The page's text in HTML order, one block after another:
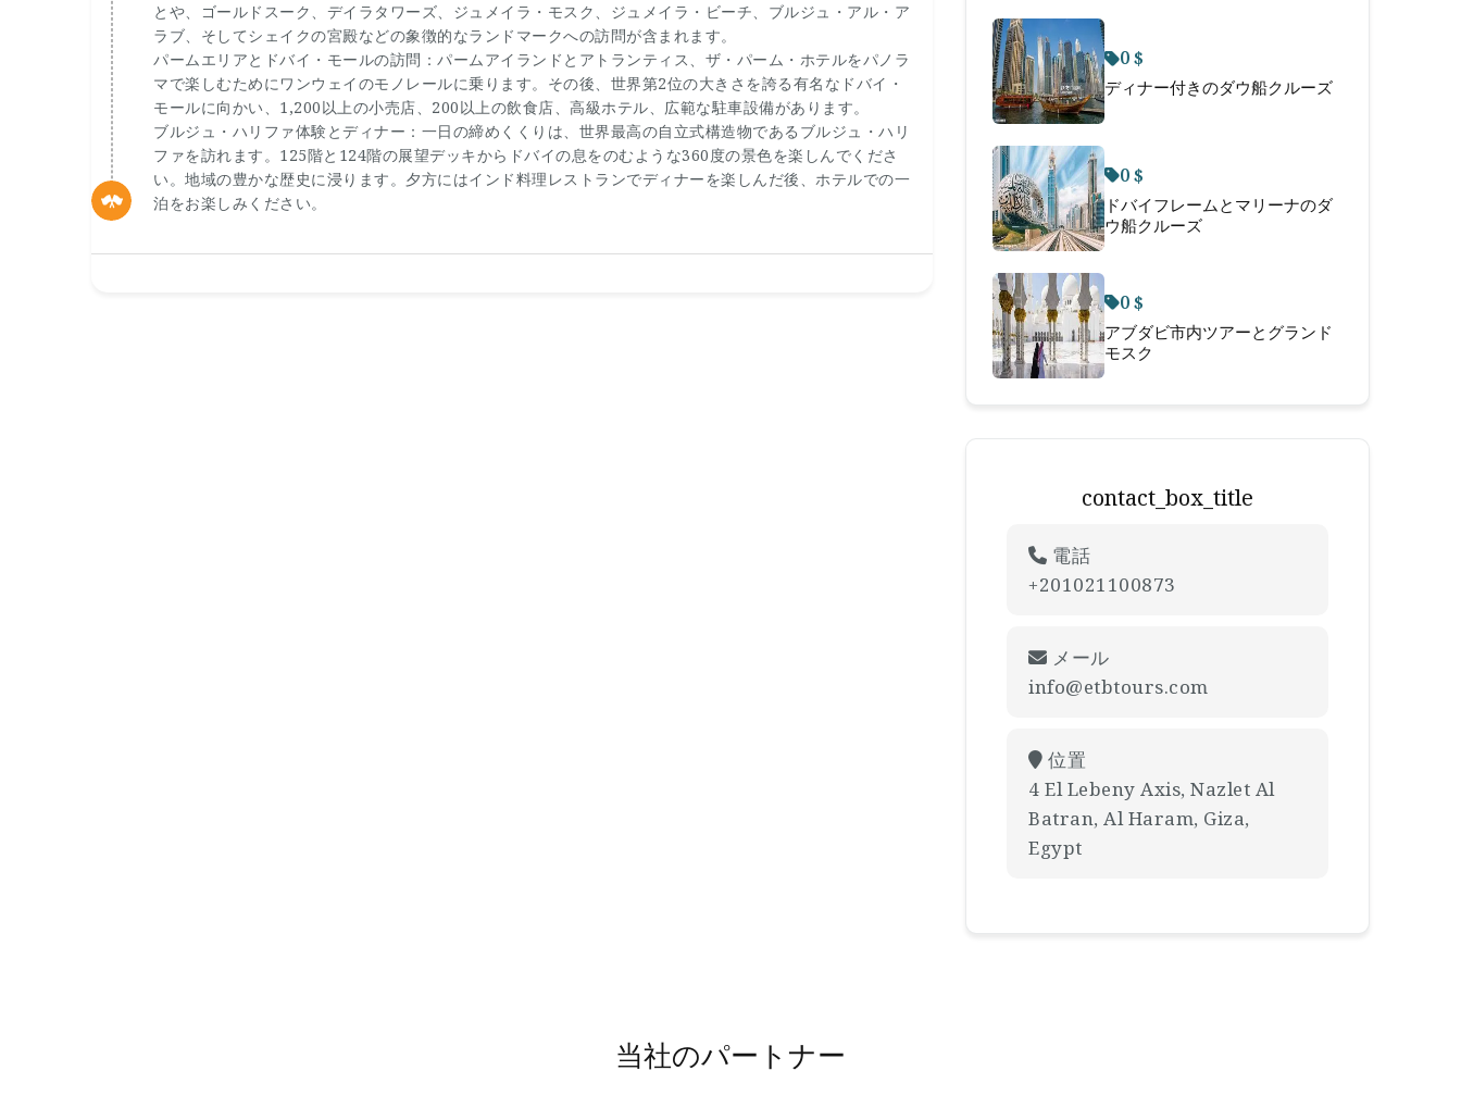
とや、ゴールドスーク、デイラタワーズ、ジュメイラ・モスク、ジュメイラ・ビーチ、ブルジュ・アル・ア
ラブ、そしてシェイクの宮殿などの象徴的なランドマークへの訪問が含まれます。
パームエリアとドバイ・モールの訪問：パームアイランドとアトランティス、ザ・パーム・ホテルをパノラ
マで楽しむためにワンウェイのモノレールに乗ります。その後、世界第2位の大きさを誇る有名なドバイ・
モールに向かい、1,200以上の小売店、200以上の飲食店、高級ホテル、広範な駐車設備があります。
ブルジュ・ハリファ体験とディナー：一日の締めくくりは、世界最高の自立式構造物であるブルジュ・ハリ
ファを訪れます。125階と124階の展望デッキからドバイの息をのむような360度の景色を楽しんでくださ
い。地域の豊かな歴史に浸ります。夕方にはインド料理レストランでディナーを楽しんだ後、ホテルでの一
泊をお楽しみください。
0 $
ディナー付きのダウ船クルーズ
0 $
ドバイフレームとマリーナのダ
ウ船クルーズ
0 $
アブダビ市内ツアーとグランド
モスク
contact_box_title
電話
+201021100873
メール
info@etbtours.com
位置
4 El Lebeny Axis, Nazlet Al
Batran, Al Haram, Giza,
Egypt
当社のパートナー